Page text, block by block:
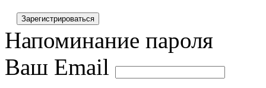
Напоминание пароля
Ваш Email